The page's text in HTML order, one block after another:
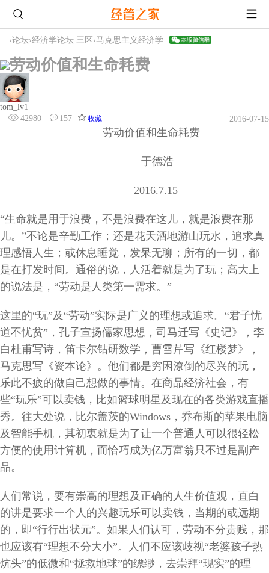
›论坛›经济学论坛 三区 ›马克思主义经济学
劳动价值和生命耗费
tom_lv1
42980
157 收藏 2016-07-15
劳动价值和生命耗费
于德浩
2016.7.15
“生命就是用于浪费，不是浪费在这儿，就是浪费在那
儿。”不论是辛勤工作；还是花天酒地游山玩水，追求真
理感悟人生；或休息睡觉，发呆无聊；所有的一切，都
是在打发时间。通俗的说，人活着就是为了玩；高大上
的说法是，“劳动是人类第一需求。”
这里的“玩”及“劳动”实际是广义的理想或追求。“君子忧
道不忧贫”，孔子宣扬儒家思想，司马迁写《史记》，李
白杜甫写诗，笛卡尔钻研数学，曹雪芹写《红楼梦》，
马克思写《资本论》。他们都是穷困潦倒的尽兴的玩，
乐此不疲的做自己想做的事情。在商品经济社会，有
些“玩乐”可以卖钱，比如篮球明星及现在的各类游戏直播
秀。往大处说，比尔盖茨的Windows，乔布斯的苹果电脑
及智能手机，其初衷就是为了让一个普通人可以很轻松
方便的使用计算机，而恰巧成为亿万富翁只不过是副产
品。
人们常说，要有崇高的理想及正确的人生价值观，直白
的讲是要求一个人的兴趣玩乐可以卖钱，当期的或远期
的，即“行行出状元”。如果人们认可，劳动不分贵贱，那
也应该有“理想不分大小”。人们不应该歧视“老婆孩子热
炕头”的低微和“拯救地球”的缥缈，去崇拜“现实”的理